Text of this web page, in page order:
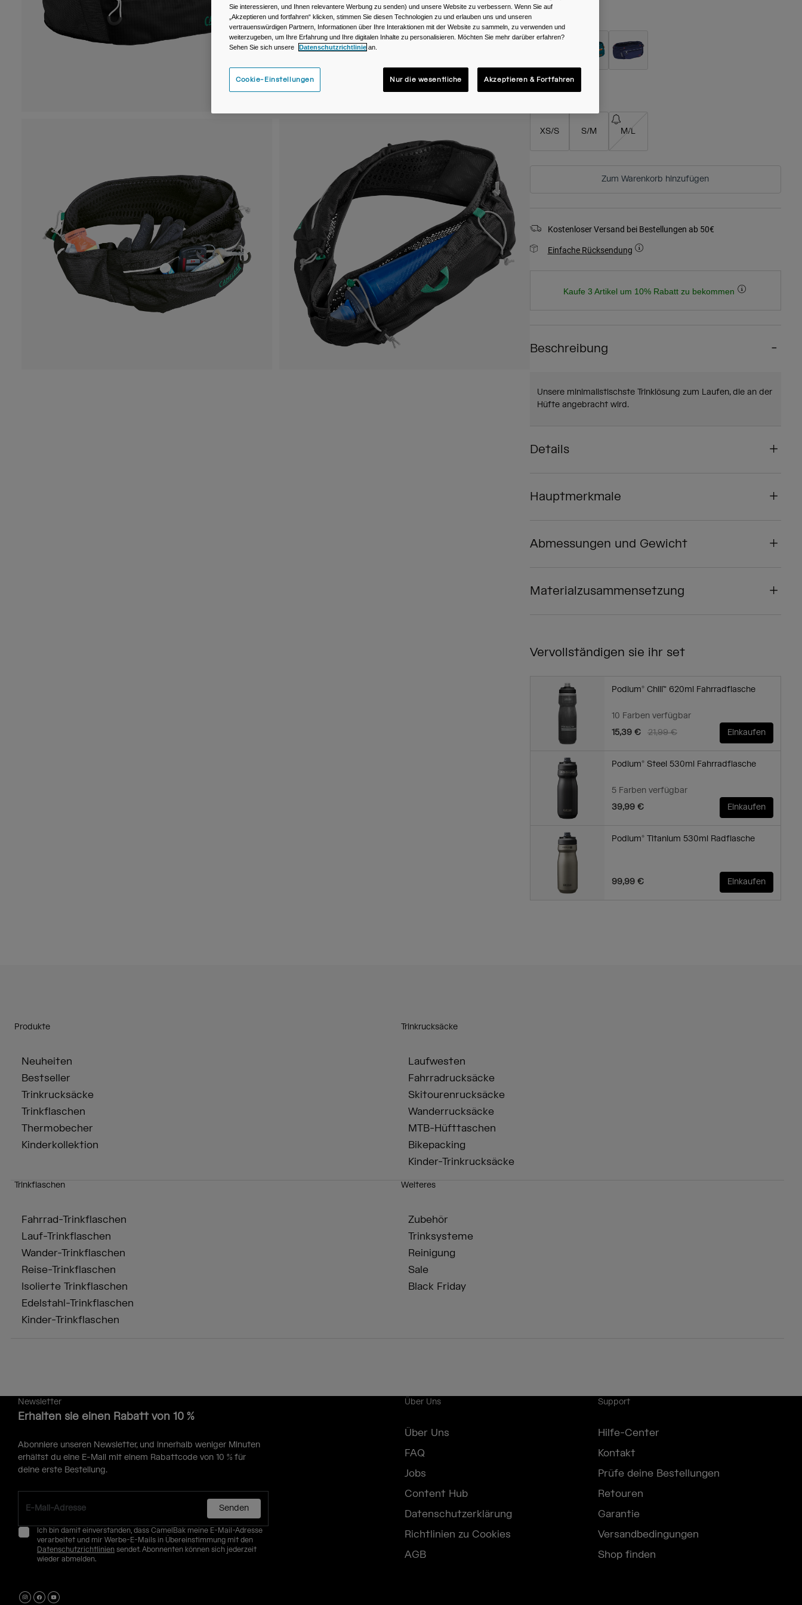
Farben -
ausgewählt
XS/S S/M M/L
Zum Warenkorb hinzufügen
Kostenloser Versand bei Bestellungen ab 50€
Einfache Rücksendung
Kaufe 3 Artikel um 10% Rabatt zu bekommen
Beschreibung
Unsere minimalistischste Trinklösung zum Laufen, die an der
Hüfte angebracht wird.
Details
Hauptmerkmale
Abmessungen und Gewicht
Materialzusammensetzung
Vervollständigen sie ihr set
Podium® Chill™ 620ml Fahrradflasche
10 Farben verfügbar
Price reduced from
21,99 €to
15,39 € Einkaufen
Podium® Steel 530ml Fahrradflasche
5 Farben verfügbar
39,99 €
Einkaufen
Podium® Titanium 530ml Radflasche
99,99 € Einkaufen
Produkte
Neuheiten
Bestseller
Trinkrucksäcke
Trinkflaschen
Thermobecher
Kinderkollektion
Trinkrucksäcke
Laufwesten
Fahrradrucksäcke
Skitourenrucksäcke
Wanderrucksäcke
MTB-Hüfttaschen
Bikepacking
Kinder-Trinkrucksäcke
Trinkflaschen
Fahrrad-Trinkflaschen
Lauf-Trinkflaschen
Wander-Trinkflaschen
Reise-Trinkflaschen
Isolierte Trinkflaschen
Edelstahl-Trinkflaschen
Kinder-Trinkflaschen
Weiteres
Zubehör
Trinksysteme
Reinigung
Sale
Black Friday
Newsletter
Erhalten sie einen Rabatt von 10 %
Abonniere unseren Newsletter, und innerhalb weniger Minuten
erhältst du eine E-Mail mit einem Rabattcode von 10 % für
deine erste Bestellung.
Senden
Ich bin damit einverstanden, dass CamelBak meine E-Mail-Adresse
verarbeitet und mir Werbe-E-Mails in Übereinstimmung mit den
Datenschutzrichtlinien sendet. Abonnenten können sich jederzeit
wieder abmelden.
Über Uns
Über Uns
FAQ
Jobs
Content Hub
Datenschutzerklärung
Richtlinien zu Cookies
AGB
Support
Hilfe-Center
Kontakt
Prüfe deine Bestellungen
Retouren
Garantie
Versandbedingungen
Shop finden
Sie interessieren, und Ihnen relevantere Werbung zu senden) und unsere Website zu verbessern. Wenn Sie auf
„Akzeptieren und fortfahren“ klicken, stimmen Sie diesen Technologien zu und erlauben uns und unseren
vertrauenswürdigen Partnern, Informationen über Ihre Interaktionen mit der Website zu sammeln, zu verwenden und
weiterzugeben, um Ihre Erfahrung und Ihre digitalen Inhalte zu personalisieren. Möchten Sie mehr darüber erfahren?
Sehen Sie sich unsere
Datenschutzrichtlinie an.
Cookie-Einstellungen Nur die wesentliche Akzeptieren & Fortfahren